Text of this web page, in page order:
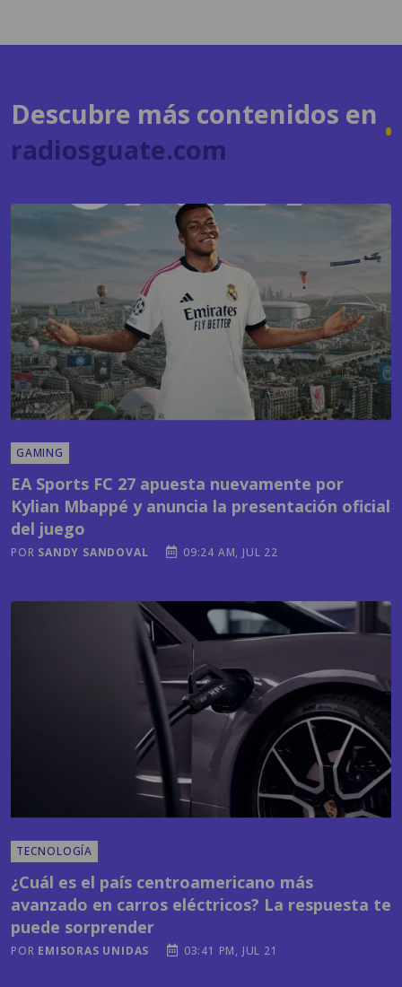
radiosguate.com
GAMING
Kylian Mbappé y anuncia la presentación oficial
del juego
PORSANDY SANDOVAL 09:24 AM, JUL 22
avanzado en carros eléctricos? La respuesta te
puede sorprender
EMISORAS UNIDAS 03:41 PM, JUL 21